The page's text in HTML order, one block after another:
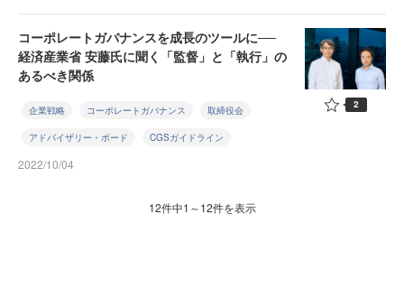
コーポレートガバナンスを成長のツールに──
経済産業省 安藤氏に聞く「監督」と「執行」の
あるべき関係
企業戦略 コーポレートガバナンス 取締役会
アドバイザリー・ボード CGSガイドライン
2022/10/04
2
12件中1～12件を表示